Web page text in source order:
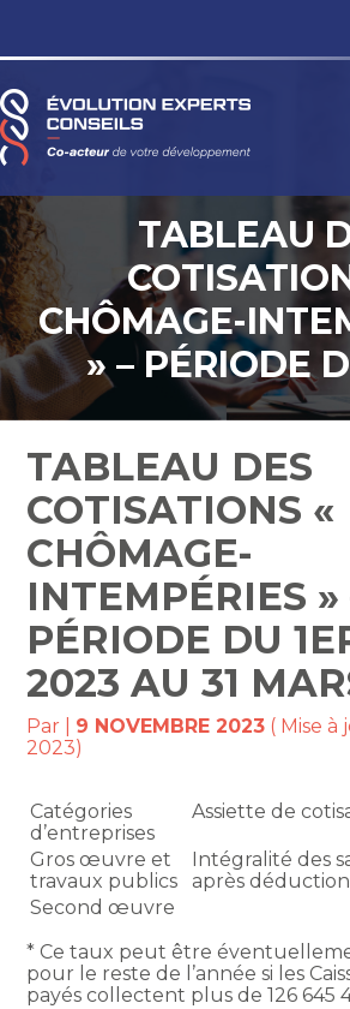
Aller
au
TABLEAU
CHÔMAGE-
» – PÉRIODE
AVRIL 2023 AU
2024
TABLEAU DES
COTISATIONS «
CHÔMAGE-
INTEMPÉRIES »
PÉRIODE DU
2023 AU 31
Par 9 NOVEMBRE 2023 ( Mise
2023)
Catégories
d’entreprises
Assiette de
Gros œuvre et
travaux publics
Intégralité des
après
Second œuvre
* Ce taux peut être
pour le reste de l’année si les
payés collectent plus de 126 645